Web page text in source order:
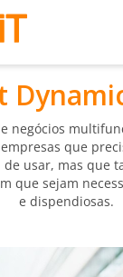
negócios
que
de usar, mas que
que sejam
e dispendiosas.